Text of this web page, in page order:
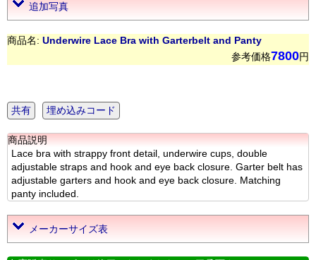
追加写真
商品名: Underwire Lace Bra with Garterbelt and Panty
参考価格7800円
共有 埋め込みコード
商品説明
Lace bra with strappy front detail, underwire cups, double
adjustable straps and hook and eye back closure. Garter belt has
adjustable garters and hook and eye back closure. Matching
panty included.
メーカーサイズ表